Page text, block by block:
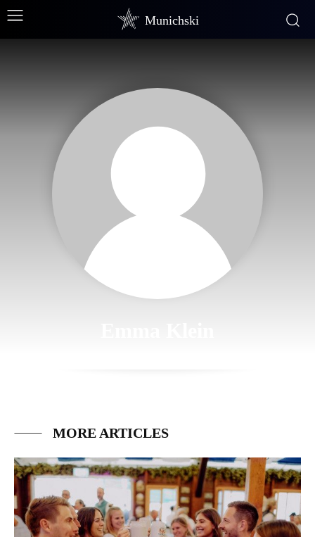
Munichski
MORE ARTICLES